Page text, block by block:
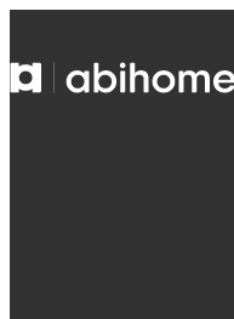
GA NAAR DE INHOUD
Abihome